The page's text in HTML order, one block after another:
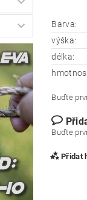
Barva:
výška:
délka:
Buďte
Buďte
Přidat